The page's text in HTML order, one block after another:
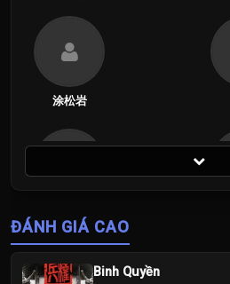
涂松岩
ĐÁNH GIÁ CAO
Binh Quyền